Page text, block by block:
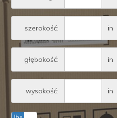
szerokość: in
głębokość: in
wysokość: in